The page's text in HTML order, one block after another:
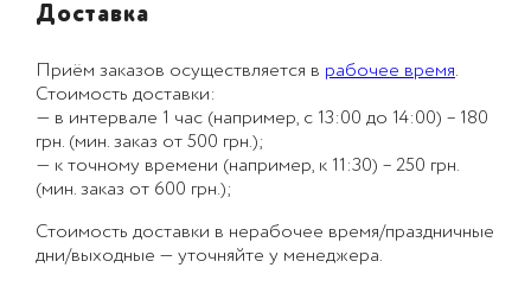
Доставка
Приём заказов осуществляется в рабочее время.
Стоимость доставки:
— в интервале 1 час (например, с 13:00 до 14:00) – 180
грн. (мин. заказ от 500 грн.);
— к точному времени (например, к 11:30) – 250 грн.
(мин. заказ от 600 грн.);
Стоимость доставки в нерабочее время/праздничные
дни/выходные — уточняйте у менеджера.